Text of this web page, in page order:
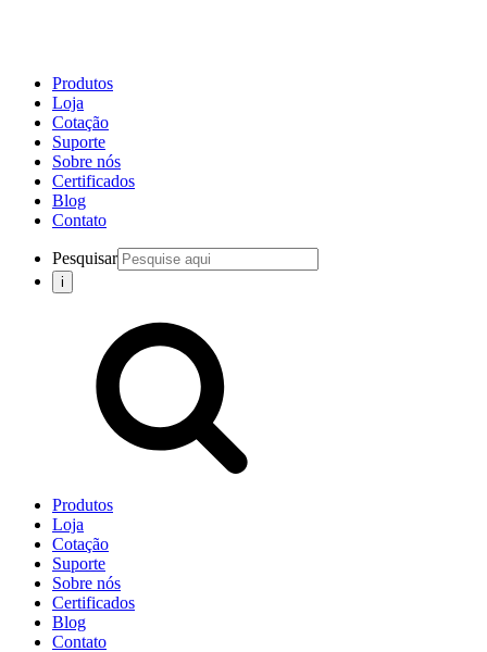
Produtos
Loja
Cotação
Suporte
Sobre nós
Certificados
Blog
Contato
Pesquisar
Produtos
Loja
Cotação
Suporte
Sobre nós
Certificados
Blog
Contato